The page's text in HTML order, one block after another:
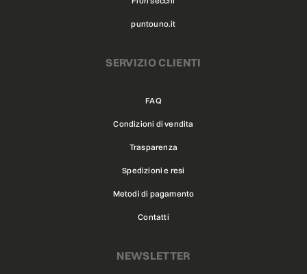
puntouno.it
SERVIZIO CLIENTI
FAQ
Condizioni di vendita
Trasparenza
Spedizioni e resi
Metodi di pagamento
Contatti
NEWSLETTER